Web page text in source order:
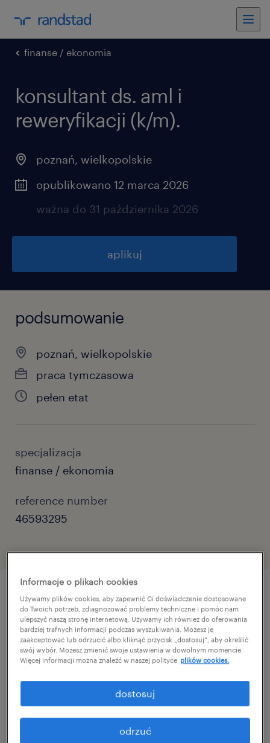
finanse / ekonomia
konsultant ds. aml i
reweryfikacji (k/m).
poznań, wielkopolskie
opublikowano 12 marca 2026
ważna do 31 października 2026
aplikuj
podsumowanie
poznań, wielkopolskie
praca tymczasowa
pełen etat
specjalizacja
finanse / ekonomia
reference number
46593295
szczegóły oferty
Dla naszego Klienta, renomowanej firmy z
branży technologicznej, poszukujemy od
zaraz, osób do działu wewnętrznego do
przetwarzania i procesowania procedur AML.
Jeśli jesteś gotowy na rozwój w kierunku AML
Informacje o plikach cookies
Używamy plików cookies, aby zapewnić Ci doświadczenie dostosowane
do Twoich potrzeb, zdiagnozować problemy techniczne i pomóc nam
ulepszyć naszą stronę internetową. Używamy ich również do oferowania
bardziej trafnych informacji podczas wyszukiwania. Możesz je
zaakceptować lub odrzucić albo kliknąć przycisk „dostosuj”, aby określić
swój wybór. Możesz zmienić swoje ustawienia w dowolnym momencie.
Więcej informacji można znaleźć w naszej polityce plików cookies.
odrzuć
dostosuj